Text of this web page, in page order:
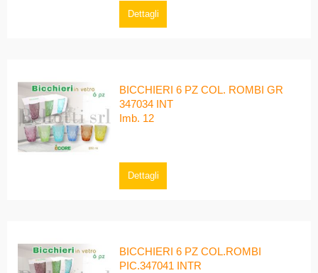
Dettagli
BICCHIERI 6 PZ COL. ROMBI GR
347034 INT
Imb. 12
Dettagli
BICCHIERI 6 PZ COL.ROMBI
PIC.347041 INTR